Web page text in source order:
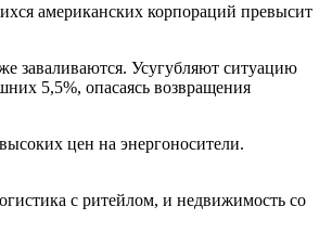
американских корпораций превысит
заваливаются. Усугубляют ситуацию
5,5%, опасаясь возвращения
цен на энергоносители.
с ритейлом, и недвижимость со